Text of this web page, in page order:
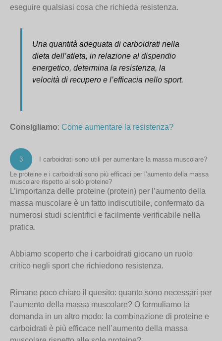
eseguire qualsiasi cosa che richieda resistenza.
Una quantità adeguata di carboidrati nella
dieta dell’atleta, in relazione al dispendio
energetico, determina la resistenza, la
velocità di recupero e l’efficacia nello sport.
Consigliamo: Come aumentare la resistenza?
3
I carboidrati sono utili per aumentare la massa muscolare?
Le proteine e i carboidrati sono più efficaci per l’aumento della massa
muscolare rispetto al solo proteine?
L’importanza delle proteine (protein) per l’aumento della
massa muscolare è un fatto indiscutibile, confermato da
numerosi studi scientifici e facilmente verificabile nella
pratica.
Abbiamo scoperto che i carboidrati giocano un ruolo
critico negli sport che richiedono resistenza.
Rimane poco chiaro il quesito: quanto sono necessari per
l’aumento della massa muscolare? O formuliamo la
domanda in un altro modo: la combinazione di proteine e
carboidrati è più efficace nell’aumento della massa